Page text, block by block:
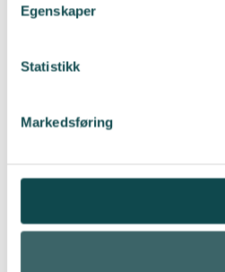
Egenskaper
Statistikk
Markedsføring